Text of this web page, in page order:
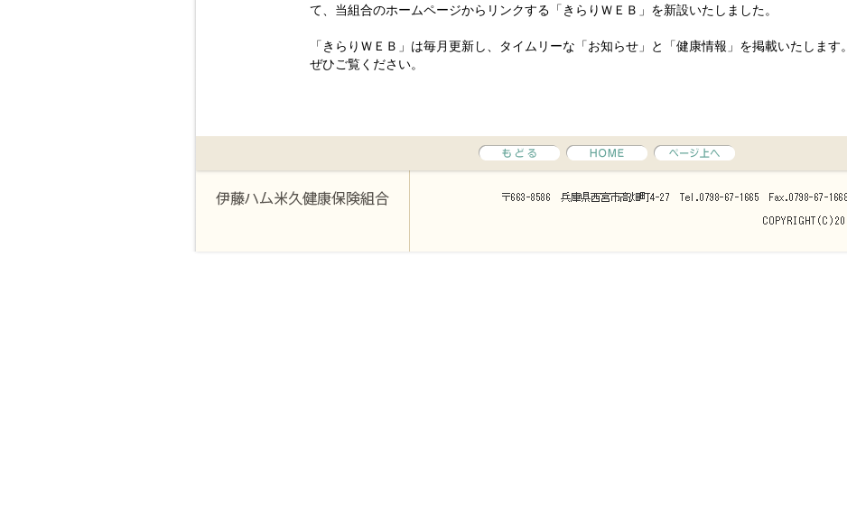
て、当組合のホームページからリンクする「きらりＷＥＢ」を新設いたしました。
「きらりＷＥＢ」は毎月更新し、タイムリーな「お知らせ」と「健康情報」を掲載いたします。
ぜひご覧ください。